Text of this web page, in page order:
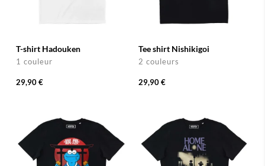
T-shirt Hadouken
1 couleur
29,90 €
Tee shirt Nishikigoi
2 couleurs
29,90 €